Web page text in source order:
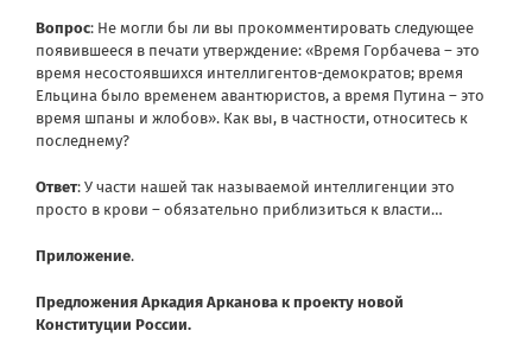
Вопрос: Не могли бы ли вы прокомментировать следующее
появившееся в печати утверждение: «Время Горбачева – это
время несостоявшихся интеллигентов-демократов; время
Ельцина было временем авантюристов, а время Путина – это
время шпаны и жлобов». Как вы, в частности, относитесь к
последнему?
Ответ: У части нашей так называемой интеллигенции это
просто в крови – обязательно приблизиться к власти…
Приложение.
Предложения Аркадия Арканова к проекту новой
Конституции России.